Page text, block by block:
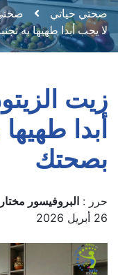
صحتي حياتي
لا يجب أبدا طهيها به
زيت
أبدا طهيها
بصحتك
حرر : البروفيسور
26 أبريل 2026